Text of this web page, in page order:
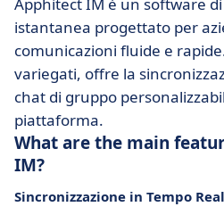
istantanea progettato per
comunicazioni fluide e
variegati, offre la
chat di gruppo
piattaforma.
What are the main
IM?
Sincronizzazione in Tempo